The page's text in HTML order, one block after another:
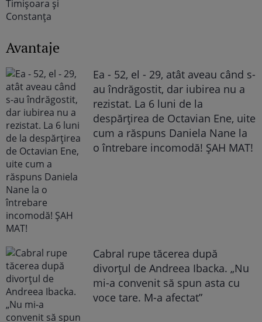
Avantaje
Ea - 52, el - 29, atât aveau când s-
au îndrăgostit, dar iubirea nu a
rezistat. La 6 luni de la
despărțirea de Octavian Ene, uite
cum a răspuns Daniela Nane la
o întrebare incomodă! ȘAH MAT!
Cabral rupe tăcerea după
divorțul de Andreea Ibacka. „Nu
mi-a convenit să spun asta cu
voce tare. M-a afectat”